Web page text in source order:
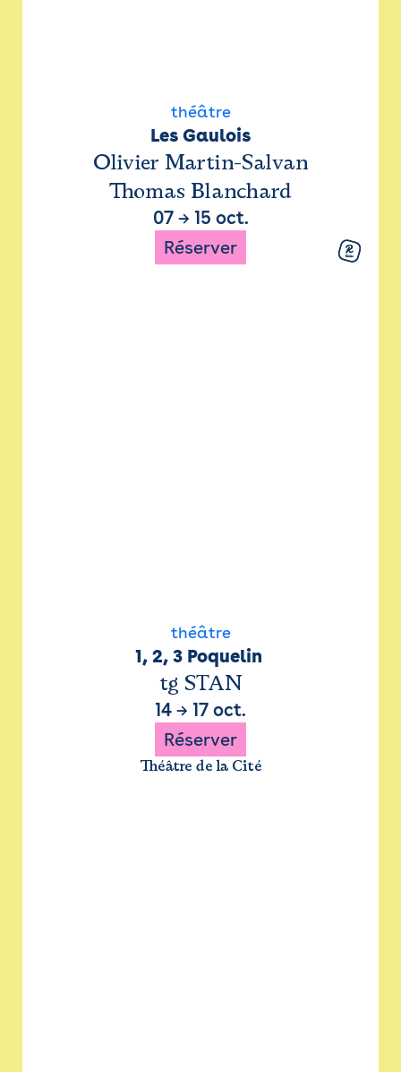
théâtre
Les Gaulois
Olivier Martin-Salvan
Thomas Blanchard
07→ 15 oct.
Réserver
théâtre
1, 2, 3 Poquelin
tg STAN
14 → 17 oct.
Réserver
Théâtre de la Cité